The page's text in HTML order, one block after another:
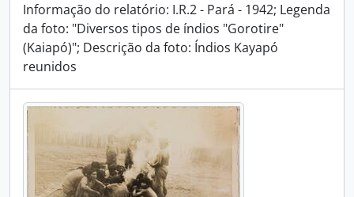
Informação do relatório: I.R.2 - Pará - 1942; Legenda
da foto: "Diversos tipos de índios "Gorotire"
(Kaiapó)"; Descrição da foto: Índios Kayapó
reunidos